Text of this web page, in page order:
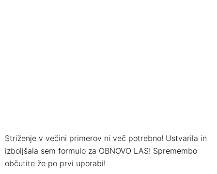
Striženje v večini primerov ni več potrebno! Ustvarila in
izboljšala sem formulo za OBNOVO LAS! Spremembo
občutite že po prvi uporabi!